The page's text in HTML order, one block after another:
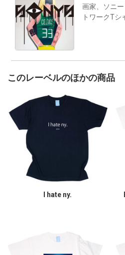
画家、ソニ
トワークTシ
このレーベルのほかの商品
I hate ny.